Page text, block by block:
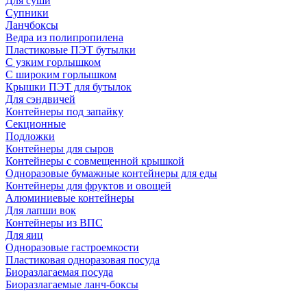
Супники
Ланчбоксы
Ведра из полипропилена
Пластиковые ПЭТ бутылки
С узким горлышком
С широким горлышком
Крышки ПЭТ для бутылок
Для сэндвичей
Контейнеры под запайку
Секционные
Подложки
Контейнеры для сыров
Контейнеры с совмещенной крышкой
Одноразовые бумажные контейнеры для еды
Контейнеры для фруктов и овощей
Алюминиевые контейнеры
Для лапши вок
Контейнеры из ВПС
Для яиц
Одноразовые гастроемкости
Пластиковая одноразовая посуда
Биоразлагаемая посуда
Биоразлагаемые ланч-боксы